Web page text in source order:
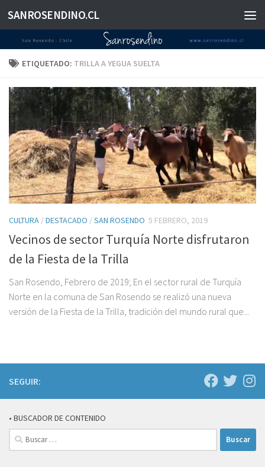
Saltar al contenido
SANROSENDINO.CL
ETIQUETADO: TRILLA A YEGUA SUELTA
CULTURA /DESTACADO /SAN ROSENDO 5 FEBRERO, 2019
Vecinos de sector Turquía Norte disfrutaron
de la Fiesta de la Trilla
San Rosendo, Febrero de 2019; En el sector rural de Turquía
Norte en la comuna de San Rosendo se realizó una nueva
versión de la Fiesta de la Trilla, tradición del mundo rural que...
SEGUIR:
• BUSCADOR DE CONTENIDO
Buscar: